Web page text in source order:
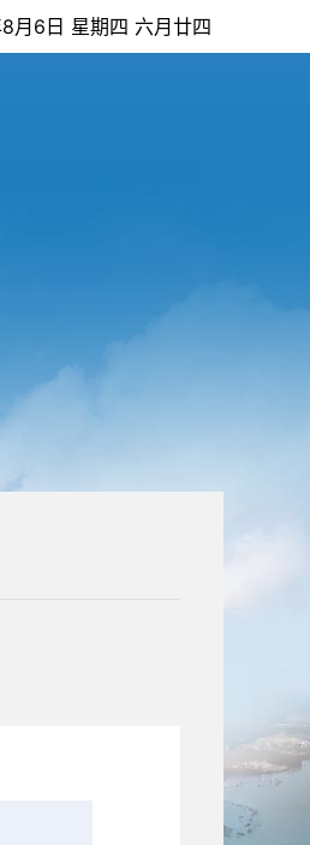
月6日 星期四 六月廿四